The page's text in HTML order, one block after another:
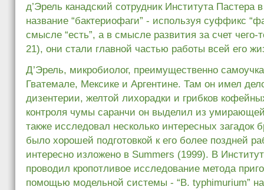
д’Эрель канадский сотрудник Института
название “бактериофаги” - используя суффикс
смысле “есть”, а в смысле развития за счет чего-
21), они стали главной частью работы всей его
Д’Эрель, микробиолог, преимущественно
Гватемале, Мексике и Аргентине. Там он имел
дизентерии, желтой лихорадки и грибков
контроля чумы саранчи он выделил из
также исследовал несколько интересных загадок
было хорошей подготовкой к его более поздней
интересно изложено в Summers (1999). В
проводил кропотливое исследование метода
помощью модельной системы - “B. typhimurium”